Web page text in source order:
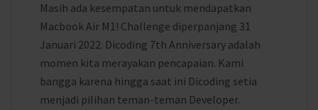
Masih ada kesempatan untuk mendapatkan
Macbook Air M1! Challenge diperpanjang 31
Januari 2022. Dicoding 7th Anniversary adalah
momen kita merayakan pencapaian. Kami
bangga karena hingga saat ini Dicoding setia
menjadi pilihan teman-teman Developer.